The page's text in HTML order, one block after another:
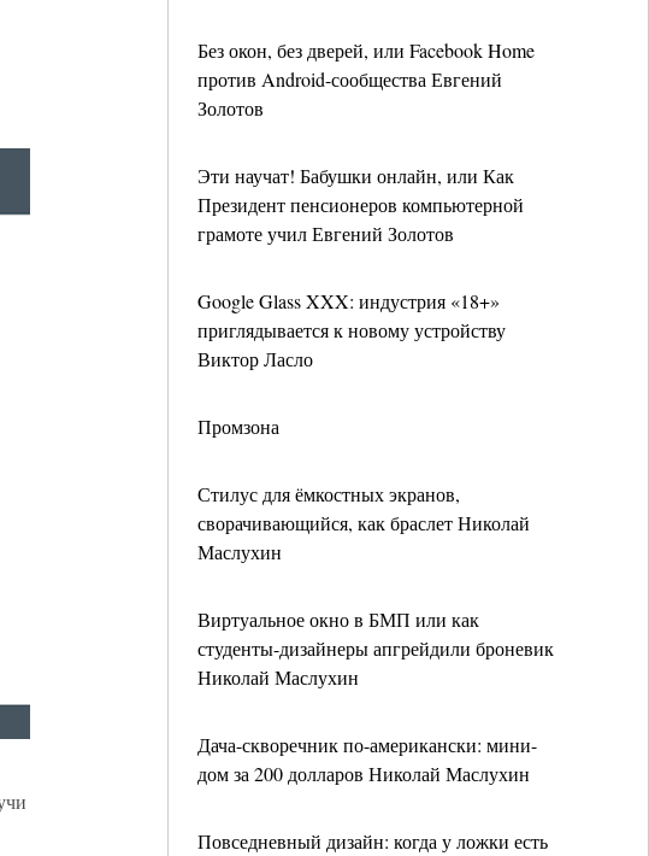
Без окон, без дверей, или Facebook Home
против Android-сообщества Евгений
Золотов
Эти научат! Бабушки онлайн, или Как
Президент пенсионеров компьютерной
грамоте учил Евгений Золотов
Google Glass XXX: индустрия «18+»
приглядывается к новому устройству
Виктор Ласло
Промзона
Стилус для ёмкостных экранов,
сворачивающийся, как браслет Николай
Маслухин
Виртуальное окно в БМП или как
студенты-дизайнеры апгрейдили броневик
Николай Маслухин
Дача-скворечник по-американски: мини-
дом за 200 долларов Николай Маслухин
Повседневный дизайн: когда у ложки есть